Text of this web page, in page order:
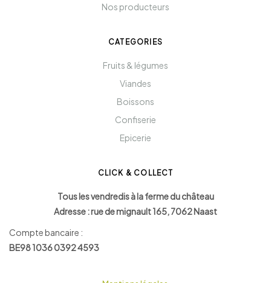
Nos producteurs
CATEGORIES
Fruits & légumes
Viandes
Boissons
Confiserie
Epicerie
CLICK & COLLECT
Tous les vendredis à la ferme du château
Adresse : rue de mignault 165, 7062 Naast
Compte bancaire :
BE98 1036 0392 4593